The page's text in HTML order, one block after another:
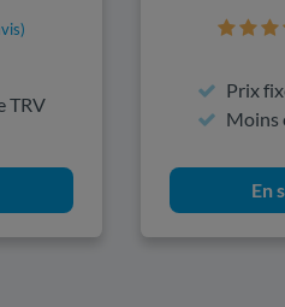
TRV
Prix
Moins
En